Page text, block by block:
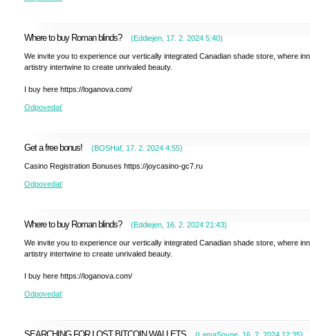
Where to buy Roman blinds? (Eddiejen 17. 2. 2024 5:40)
We invite you to experience our vertically integrated Canadian shade store, where
artistry intertwine to create unrivaled beauty.
I buy here https://loganova.com/
Odpovedať
Get a free bonus! (BOSHaf 17. 2. 2024 4:55)
Casino Registration Bonuses https://joycasino-gc7.ru
Odpovedať
Where to buy Roman blinds? (Eddiejen 16. 2. 2024 21:43)
We invite you to experience our vertically integrated Canadian shade store, where
artistry intertwine to create unrivaled beauty.
I buy here https://loganova.com/
Odpovedať